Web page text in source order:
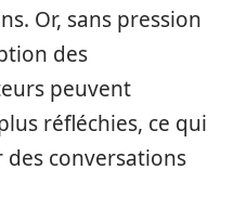
Or, sans pression
des
peuvent
réfléchies, ce qui
conversations